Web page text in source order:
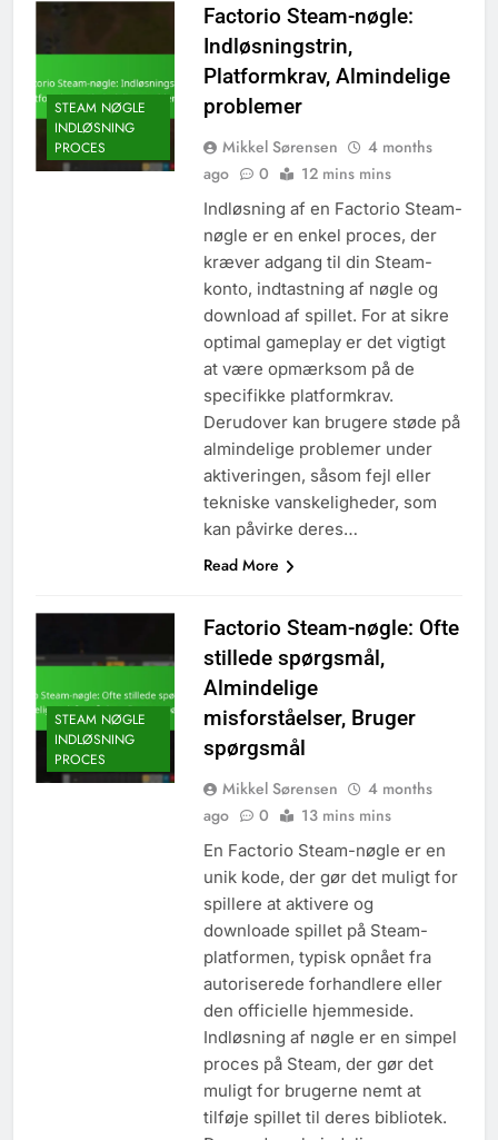
STEAM NØGLE
INDLØSNING
PROCES
Factorio Steam-nøgle:
Indløsningstrin,
Platformkrav, Almindelige
problemer
Mikkel Sørensen
4 months
ago
0 12 mins mins
Indløsning af en Factorio Steam-
nøgle er en enkel proces, der
kræver adgang til din Steam-
konto, indtastning af nøgle og
download af spillet. For at sikre
optimal gameplay er det vigtigt
at være opmærksom på de
specifikke platformkrav.
Derudover kan brugere støde på
almindelige problemer under
aktiveringen, såsom fejl eller
tekniske vanskeligheder, som
kan påvirke deres…
Read More
STEAM NØGLE
INDLØSNING
PROCES
Factorio Steam-nøgle: Ofte
stillede spørgsmål,
Almindelige
misforståelser, Bruger
spørgsmål
Mikkel Sørensen
4 months
ago
0 13 mins mins
En Factorio Steam-nøgle er en
unik kode, der gør det muligt for
spillere at aktivere og
downloade spillet på Steam-
platformen, typisk opnået fra
autoriserede forhandlere eller
den officielle hjemmeside.
Indløsning af nøgle er en simpel
proces på Steam, der gør det
muligt for brugerne nemt at
tilføje spillet til deres bibliotek.